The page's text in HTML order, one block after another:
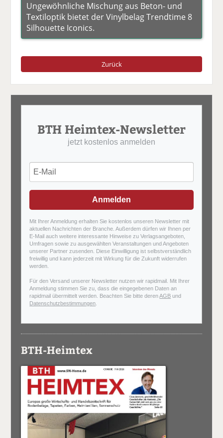
Ungewöhnliche Mischung aus Beton- und
Textiloptik bietet der Vinylbelag Trendtime 8
Silhouette Iconics.
Zurück
BTH Heimtex-Newsletter
jetzt kostenlos anmelden
Anmelden
Mit Ihrer Anmeldung erhalten Sie kostenlos unseren Newsletter mit
aktuellen Nachrichten der Branche. Außerdem dürfen wir Ihnen per
E-Mail auch weitere interessante Hinweise zu Verlagsangeboten,
Umfragen sowie zu ausgewählten Veranstaltungen und Angeboten
unserer Partner zusenden. Diese Einwilligung ist selbstverständlich
freiwillig und kann jederzeit mit Wirkung für die Zukunft widerrufen
werden.
Für den Versand unserer Newsletter nutzen wir rapidmail. Mit Ihrer
Anmeldung stimmen Sie zu, dass die eingegebenen Daten an
rapidmail übermittelt werden. Beachten Sie bitte derenAGB und
Datenschutzbestimmungen
BTH-Heimtex